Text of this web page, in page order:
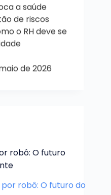
a saúde
de riscos
o RH deve se
de 2026
robô: O futuro